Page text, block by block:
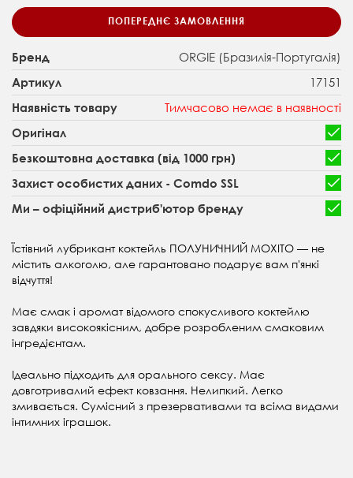
ПОПЕРЕДНЄ ЗАМОВЛЕННЯ
Бренд ORGIE (Бразилія-Португалія)
Артикул 17151
Наявність товару Тимчасово немає в наявності
Оригінал
Безкоштовна доставка (від 1000 грн)
Захист особистих даних - Comdo SSL
Ми – офіційний дистриб'ютор бренду
Їстівний лубрикант коктейль ПОЛУНИЧНИЙ МОХІТО — не
містить алкоголю, але гарантовано подарує вам п'янкі
відчуття!
Має смак і аромат відомого спокусливого коктейлю
завдяки високоякісним, добре розробленим смаковим
інгредієнтам.
Ідеально підходить для орального сексу. Має
довготривалий ефект ковзання. Нелипкий. Легко
змивається. Сумісний з презервативами та всіма видами
інтимних іграшок.